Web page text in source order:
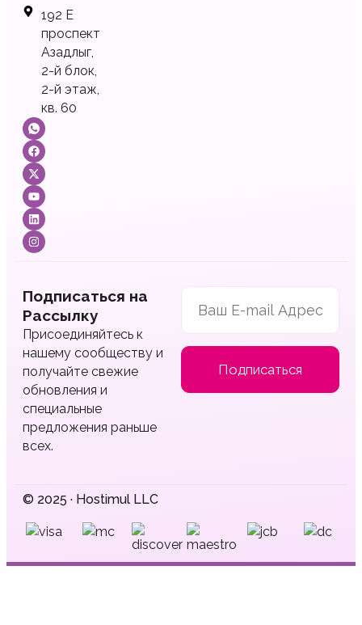
192 Е
проспект
Азадлыг,
2-й блок,
2-й этаж,
кв. 60
Подписаться на
Рассылку
Присоединяйтесь к
нашему сообществу и
получайте свежие
обновления и
специальные
предложения раньше
всех.
Подписаться
© 2025 · Hostimul LLC